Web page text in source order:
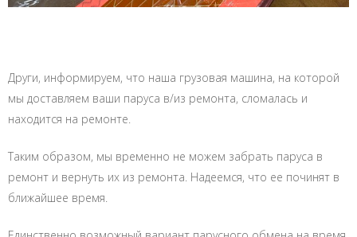
Други, информируем, что наша грузовая машина, на которой
мы доставляем ваши паруса в/из ремонта, сломалась и
находится на ремонте.
Таким образом, мы временно не можем забрать паруса в
ремонт и вернуть их из ремонта. Надеемся, что ее починят в
ближайшее время.